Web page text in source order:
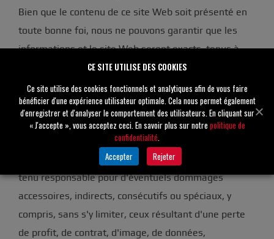
Bien que le contenu de ce site Web soit présenté en
toute bonne foi, nous ne pouvons garantir que les
informations et le site Web seront exacts, tenus à
jour et disponibles. Aucune donnée de notre site Web
ne doit être considérée comme un conseil
professionnel ou une recommandation officielle, et
nous n'émettons aucune déclaration et n'offrons
aucune garantie quant au contenu et à l'usage de ce
site Web. Gorman-Rupp ne pourra en aucun cas être
tenu responsable pour d'éventuels dommages
accessoires, indirects, consécutifs ou spéciaux, y
compris, sans s'y limiter, ceux résultant d'une perte
de profit, de contrat, d'image, de données,
CE SITE UTILISE DES COOKIES
Ce site utilise des cookies fonctionnels et analytiques afin de vous faire
bénéficier d'une expérience utilisateur optimale. Cela nous permet également
d'enregistrer et d'analyser le comportement des utilisateurs. En cliquant sur
« J'accepte », vous acceptez ceci. En savoir plus sur notre politique de
confidentialité.
Accepter
Rejeter